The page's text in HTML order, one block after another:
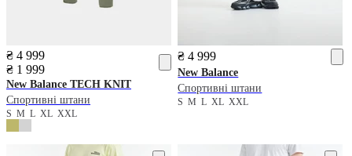
₴ 4 999
₴ 1 999
New Balance TECH KNIT
Спортивні штани
S M L XL XXL
₴ 4 999
New Balance
Спортивні штани
SMLXLXXL